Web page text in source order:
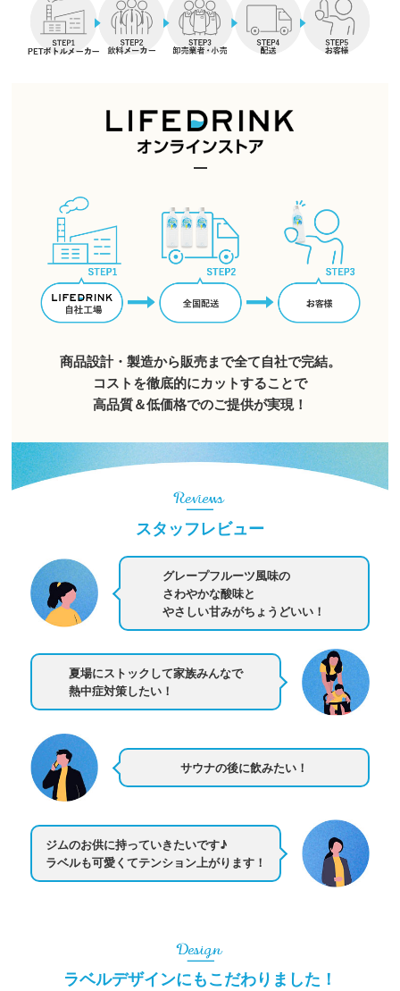
商品設計・製造から販売まで全て自社で完結。
コストを徹底的にカットすることで
高品質＆低価格でのご提供が実現！
スタッフレビュー
グレープフルーツ風味の
さわやかな酸味と
やさしい甘みがちょうどいい！
夏場にストックして家族みんなで
熱中症対策したい！
サウナの後に飲みたい！
ジムのお供に持っていきたいです♪
ラベルも可愛くてテンション上がります！
ラベルデザインにもこだわりました！